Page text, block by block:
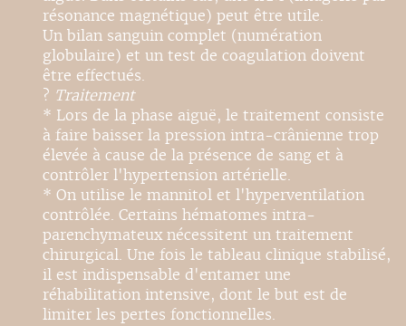
résonance magnétique) peut être utile.
Un bilan sanguin complet (numération
globulaire) et un test de coagulation doivent
être effectués.
? Traitement
* Lors de la phase aiguë, le traitement consiste
à faire baisser la pression intra-crânienne trop
élevée à cause de la présence de sang et à
contrôler l'hypertension artérielle.
* On utilise le mannitol et l'hyperventilation
contrôlée. Certains hématomes intra-
parenchymateux nécessitent un traitement
chirurgical. Une fois le tableau clinique stabilisé,
il est indispensable d'entamer une
réhabilitation intensive, dont le but est de
limiter les pertes fonctionnelles.